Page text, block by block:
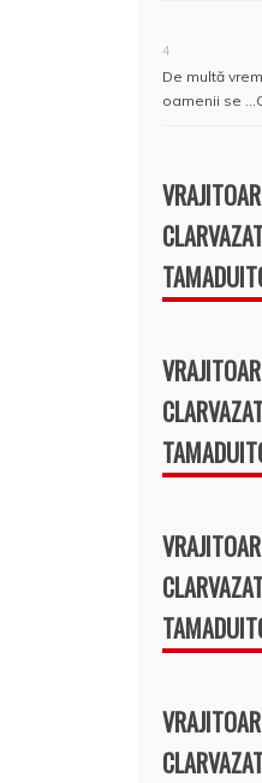
4
De multă
oamenii se …